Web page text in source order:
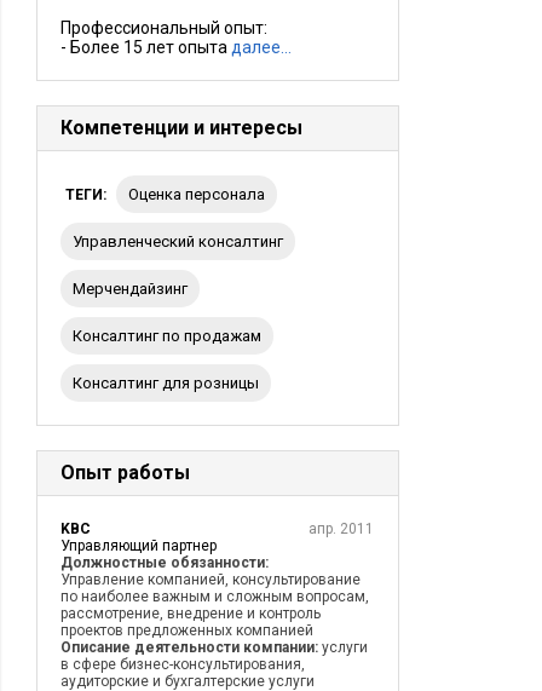
Профессиональный опыт:
- Более 15 лет опыта далее…
Компетенции и интересы
ТЕГИ: Оценка персонала
Управленческий консалтинг
мерчендайзинг
Консалтинг по продажам
Консалтинг для розницы
Опыт работы
KBC
Управляющий партнер
апр. 2011
Должностные обязанности:
Управление компанией, консультирование
по наиболее важным и сложным вопросам,
рассмотрение, внедрение и контроль
проектов предложенных компанией
Описание деятельности компании: услуги
в сфере бизнес-консультирования,
аудиторские и бухгалтерские услуги